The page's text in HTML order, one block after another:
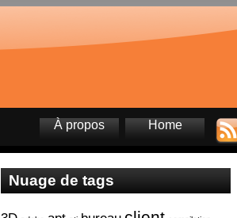
Home
À propos
Nuage de tags